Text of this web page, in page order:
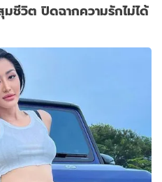
มชีวิต ปิดฉากความรักไม่ได้